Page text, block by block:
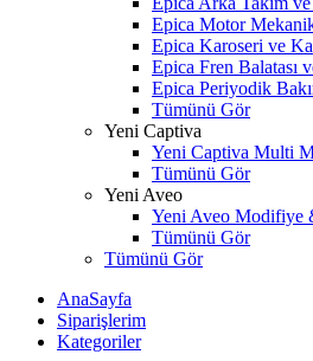
Epica Motor
Epica Karoseri ve
Epica Fren Balatası
Epica Periyodik
Tümünü Gör
Yeni Captiva
Yeni Captiva Multi
Tümünü Gör
Yeni Aveo
Yeni Aveo Modifiye
Tümünü Gör
Tümünü Gör
AnaSayfa
Siparişlerim
Kategoriler